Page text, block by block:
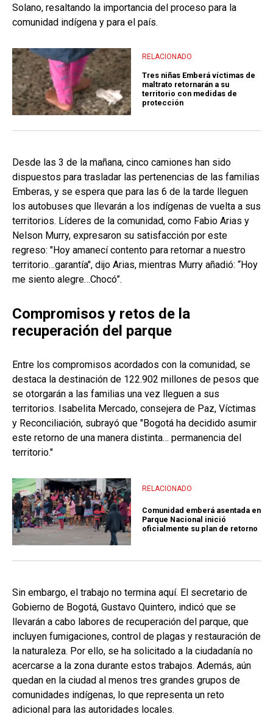
Solano, resaltando la importancia del proceso para la
comunidad indígena y para el país.
RELACIONADO
Tres niñas Emberá víctimas de
maltrato retornarán a su
territorio con medidas de
protección
Desde las 3 de la mañana, cinco camiones han sido
dispuestos para trasladar las pertenencias de las familias
Emberas, y se espera que para las 6 de la tarde lleguen
los autobuses que llevarán a los indígenas de vuelta a sus
territorios. Líderes de la comunidad, como Fabio Arias y
Nelson Murry, expresaron su satisfacción por este
regreso: "Hoy amanecí contento para retornar a nuestro
territorio…garantía", dijo Arias, mientras Murry añadió: “Hoy
me siento alegre…Chocó”.
Compromisos y retos de la
recuperación del parque
Entre los compromisos acordados con la comunidad, se
destaca la destinación de 122.902 millones de pesos que
se otorgarán a las familias una vez lleguen a sus
territorios. Isabelita Mercado, consejera de Paz, Víctimas
y Reconciliación, subrayó que "Bogotá ha decidido asumir
este retorno de una manera distinta… permanencia del
territorio."
RELACIONADO
Comunidad emberá asentada en
Parque Nacional inició
oficialmente su plan de retorno
Sin embargo, el trabajo no termina aquí. El secretario de
Gobierno de Bogotá, Gustavo Quintero, indicó que se
llevarán a cabo labores de recuperación del parque, que
incluyen fumigaciones, control de plagas y restauración de
la naturaleza. Por ello, se ha solicitado a la ciudadanía no
acercarse a la zona durante estos trabajos. Además, aún
quedan en la ciudad al menos tres grandes grupos de
comunidades indígenas, lo que representa un reto
adicional para las autoridades locales.